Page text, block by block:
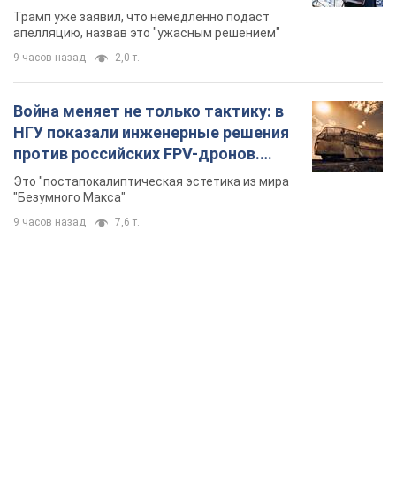
бального зала стоимостью 400 млн
долларов
Трамп уже заявил, что немедленно подаст
апелляцию, назвав это "ужасным решением"
9 часов назад 2,0 т.
Война меняет не только тактику: в
НГУ показали инженерные решения
против российских FPV-дронов.
Фото
Это "постапокалиптическая эстетика из мира
"Безумного Макса"
9 часов назад 7,6 т.